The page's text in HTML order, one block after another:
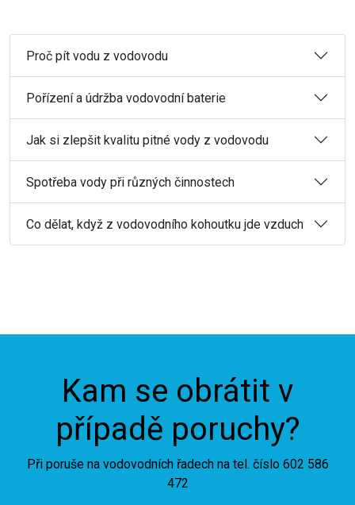
Proč pít vodu z vodovodu
Pořízení a údržba vodovodní baterie
Jak si zlepšit kvalitu pitné vody z vodovodu
Spotřeba vody při různých činnostech
Co dělat, když z vodovodního kohoutku jde vzduch
Kam se obrátit v
případě poruchy?
Při poruše na vodovodních řadech na tel. číslo 602 586
472